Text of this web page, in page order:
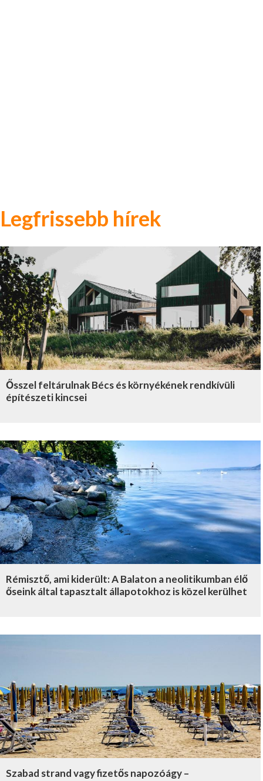
Legfrissebb hírek
Ősszel feltárulnak Bécs és környékének rendkívüli
építészeti kincsei
Rémisztő, ami kiderült: A Balaton a neolitikumban élő
őseink által tapasztalt állapotokhoz is közel kerülhet
Szabad strand vagy fizetős napozóágy –